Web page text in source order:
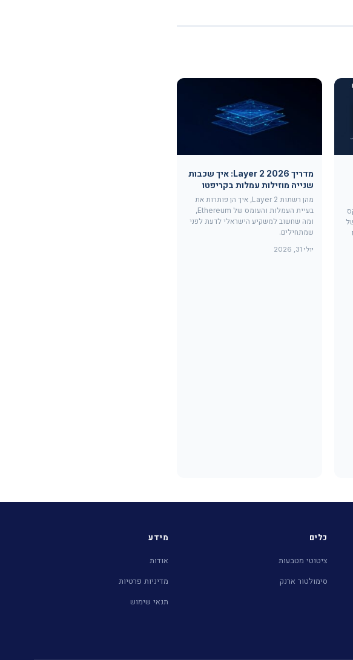
מדריך Layer 2 2026: איך שכבות
שנייה מוזילות עמלות בקריפטו
מהן רשתות Layer 2, איך הן פותרות את
בעיית העמלות והעומס של Ethereum,
ומה שחשוב למשקיע הישראלי לדעת לפני
שמתחילים.
יולי 31, 2026
כלים
ציטוטי מטבעות
סימולטור ארנק
מידע
אודות
מדיניות פרטיות
תנאי שימוש